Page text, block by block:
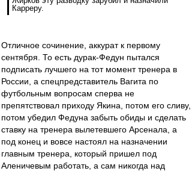
Карреру.
Отличное сочинение, аккурат к первому
сентября. То есть дурак-Федун пытался
подписать лучшего на тот момент тренера в
России, а спецпредставитель Вагита по
футбольным вопросам сперва не
препятствовал приходу Якина, потом его сливу,
потом убедил Федуна забыть обиды и сделать
ставку на тренера вылетевшего Арсенала, а
под конец и вовсе настоял на назначении
главным тренера, который пришел под
Аленичевым работать, а сам никогда над